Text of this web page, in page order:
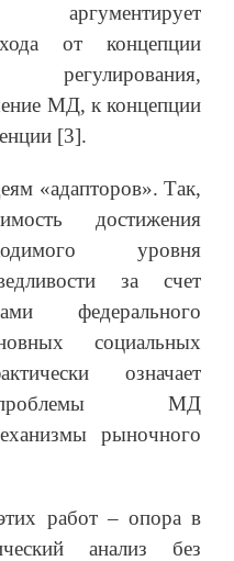
от концепции
регулирования,
МД, к концепции
[3].
«адапторов». Так,
достижения
уровня
за счет
федерального
социальных
означает
проблемы МД
рыночного
работ – опора в
анализ без